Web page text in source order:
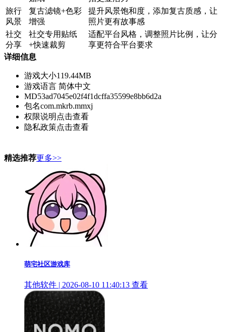
旅行
风景
复古滤镜+色彩
增强
提升风景饱和度，添加复古质感，让
照片更有故事感
社交
分享
社交专用贴纸
+快速裁剪
适配平台风格，调整照片比例，让分
享更符合平台要求
详细信息
游戏大小119.44MB
游戏语言 简体中文
MD53ad7045e02f4f1dcffa35599e8bb6d2a
包名com.mkrb.mmxj
权限说明 点击查看
隐私政策点击查看
精选推荐更多>>
萌宅社区游戏库
其他软件 | 2026-08-10 11:40:13 查看